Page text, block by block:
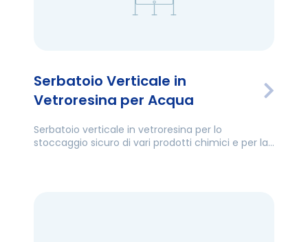
Serbatoio Verticale in
Vetroresina per Acqua
Serbatoio verticale in vetroresina per lo
stoccaggio sicuro di vari prodotti chimici e per la